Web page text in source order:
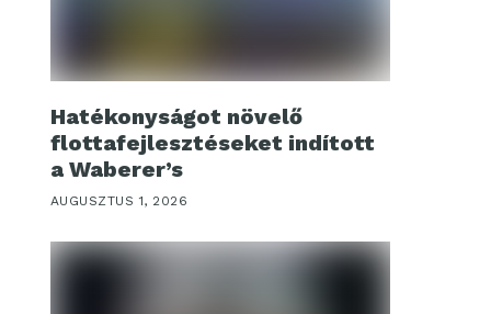
Hatékonyságot növelő
flottafejlesztéseket indított
a Waberer’s
AUGUSZTUS 1, 2026